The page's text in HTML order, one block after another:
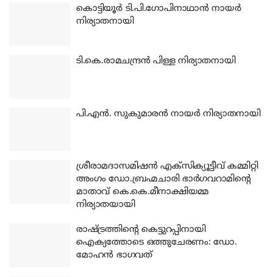
കൊട്ടിയൂര്‍ ടി.പി.ഗോപിനാഥാന്‍ നായര്‍
നിര്യാതനായി
ടി.കെ.രാമചന്ദ്രന്‍ പിള്ള നിര്യാതനായി
പി.എന്‍. സുകുമാരന്‍ നായര്‍ നിര്യാതനായി
ശ്രീരാമദാസമിഷന്‍ എക്‌സിക്യൂട്ടീവ് കമ്മിറ്റി
അംഗം ഡോ.ബ്രഹ്മചാരി ഭാര്‍ഗവറാമിന്റെ
മാതാവ് കെ.കെ.മീനാക്ഷിയമ്മ
നിര്യാതയായി
രാഷ്ട്രത്തിന്റെ കെട്ടുറപ്പിനായി
ഐക്യത്തോടെ ഒത്തുചേരണം: ഡോ.
മോഹന്‍ ഭാഗവത്